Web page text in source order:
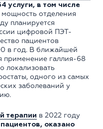
услуги, в том числе
мощность отделения
планируется
цифровой ПЭТ-
пациентов
в год. В ближайшей
применение галлия-68
локализовать
одного из самых
заболеваний у
терапии в 2022 году
пациентов, оказано